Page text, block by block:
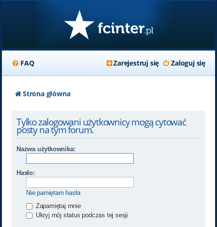
FAQ Zaloguj się
Zarejestruj się
Strona główna
Tylko zalogowani użytkownicy mogą cytować
posty na tym forum.
Nazwa użytkownika:
Hasło:
Nie pamiętam hasła
Zapamiętaj mnie
Ukryj mój status podczas tej sesji